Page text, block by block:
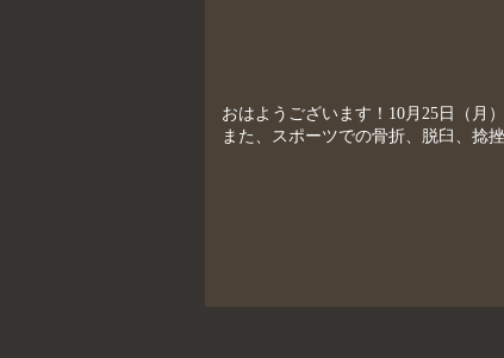
おはようございます！10月25日（月
また、スポーツでの骨折、脱臼、捻